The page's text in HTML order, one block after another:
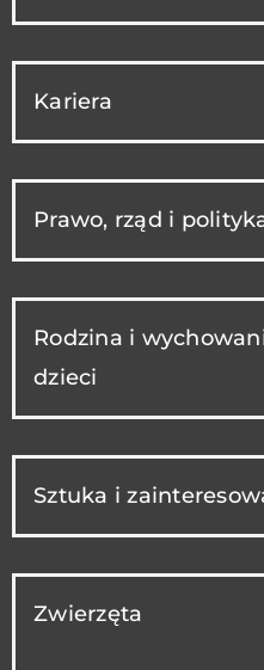
Kariera
Prawo, rząd i
Rodzina i
dzieci
Sztuka i
Zwierzęta